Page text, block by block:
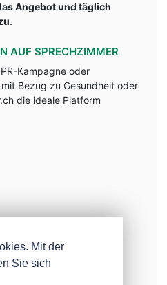
Angebot und täglich
AUF SPRECHZIMMER
Kampagne oder
Bezug zu Gesundheit oder
die ideale Platform
Mit der
Sie sich